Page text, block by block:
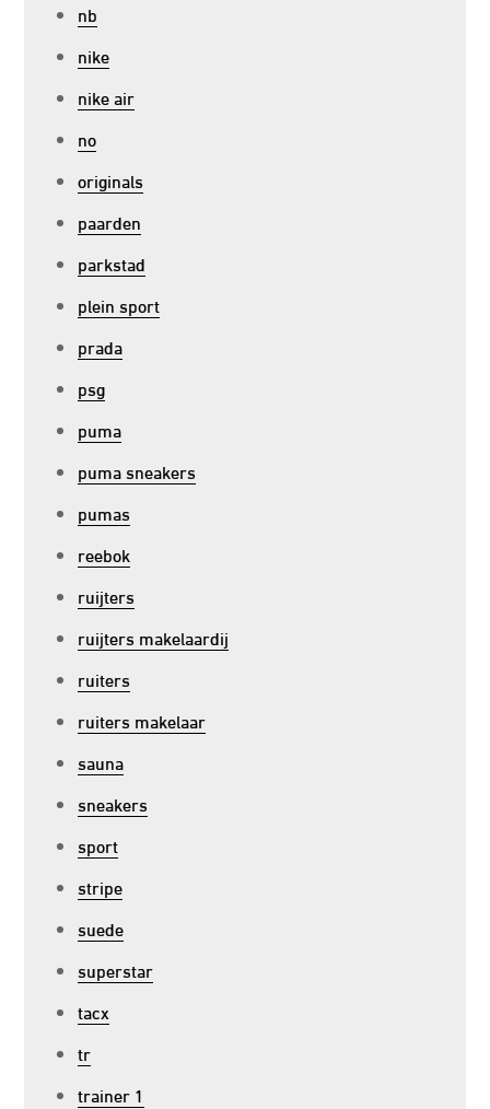
nb
nike
nike air
no
originals
paarden
parkstad
plein sport
prada
psg
puma
puma sneakers
pumas
reebok
ruijters
ruijters makelaardij
ruiters
ruiters makelaar
sauna
sneakers
sport
stripe
suede
superstar
tacx
tr
trainer 1